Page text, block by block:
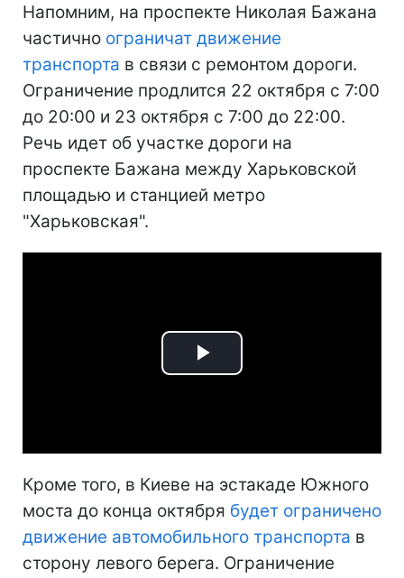
Напомним, на проспекте Николая Бажана
частично ограничат движение
транспорта в связи с ремонтом дороги.
Ограничение продлится 22 октября с 7:00
до 20:00 и 23 октября с 7:00 до 22:00.
Речь идет об участке дороги на
проспекте Бажана между Харьковской
площадью и станцией метро
"Харьковская".
Play
Кроме того, в Киеве на эстакаде Южного
моста до конца октября будет ограничено
движение автомобильного транспорта в
сторону левого берега. Ограничение